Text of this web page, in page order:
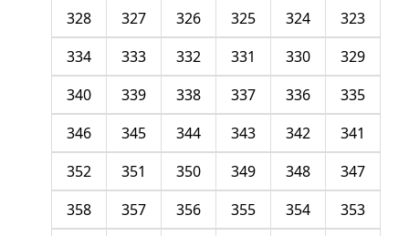
323
324
325
326
327
328
329
330
331
332
333
334
335
336
337
338
339
340
341
342
343
344
345
346
347
348
349
350
351
352
353
354
355
356
357
358